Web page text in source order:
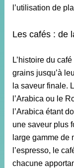
l’utilisation de
Les cafés : de
L’histoire du
grains jusqu’à
la saveur finale.
l’Arabica ou le
l’Arabica étant
une saveur plus
large gamme de
l’espresso, le
chacune